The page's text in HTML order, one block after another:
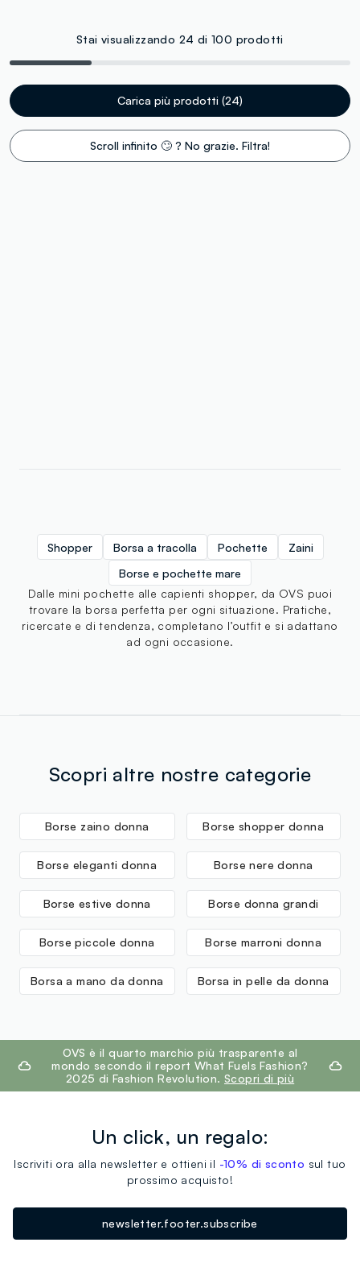
Stai visualizzando 24 di 100 prodotti
Carica più prodotti (24)
Scroll infinito 🙄 ? No grazie. Filtra!
Shopper Borsa a tracolla Pochette
Zaini
Borse e pochette mare
Dalle mini pochette alle capienti shopper, da OVS puoi
trovare la borsa perfetta per ogni situazione. Pratiche,
ricercate e di tendenza, completano l’outfit e si adattano
ad ogni occasione.
Scopri altre nostre categorie
Borse zaino donna Borse shopper donna
Borse eleganti donna Borse nere donna
Borse estive donna Borse donna grandi
Borse piccole donna Borse marroni donna
Borsa a mano da donna Borsa in pelle da donna
footer.ariatitleOVS è il quarto marchio più trasparente al
mondo secondo il report What Fuels Fashion?
2025 di Fashion Revolution. Scopri di più
Un click, un regalo:
Iscriviti ora alla newsletter e ottieni il -10% di sconto sul tuo
prossimo acquisto!
newsletter.footer.subscribe